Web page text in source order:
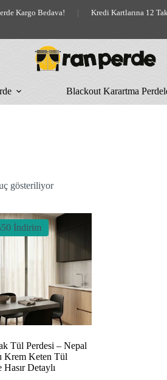
Kargo Bedava! | Kredi Kartlarına 12
Blackout Karartma
gösteriliyor
İndirim
Tül Perdesi – Nepal
Krem Keten Tül
Hasır Detaylı